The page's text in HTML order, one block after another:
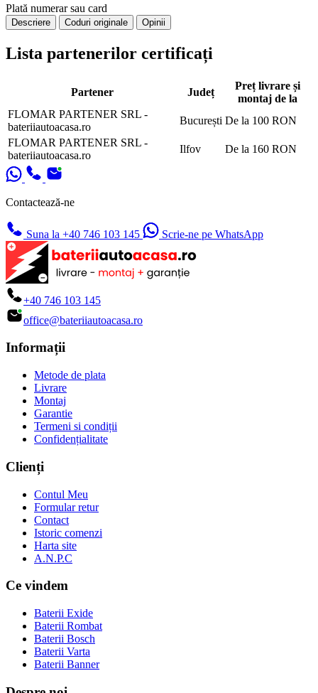
Plată numerar sau card
Descriere Coduri originale Opinii
Lista partenerilor certificați
Partener Județ
Preț livrare și
montaj de la
FLOMAR PARTENER SRL -
bateriiautoacasa.ro
București De la 100 RON
FLOMAR PARTENER SRL -
bateriiautoacasa.ro
Ilfov De la 160 RON
Contactează-ne
Suna la +40 746 103 145 Scrie-ne pe WhatsApp
+40 746 103 145
office@bateriiautoacasa.ro
Informații
Metode de plata
Livrare
Montaj
Garantie
Termeni si condiții
Confidențialitate
Clienți
Contul Meu
Formular retur
Contact
Istoric comenzi
Harta site
A.N.P.C
Ce vindem
Baterii Exide
Baterii Rombat
Baterii Bosch
Baterii Varta
Baterii Banner